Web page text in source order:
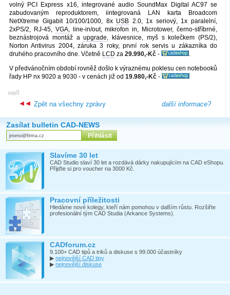
volný PCI Express x16, integrované audio SoundMax Digital AC97 se
zabudovaným reproduktorem, iintegrovaná LAN karta Broadcom
NetXtreme Gigabit 10/100/1000, 8x USB 2.0, 1x seriový, 1x paralelní,
2xPS/2, RJ-45, VGA, line-in/out, mikrofon in, Microtower, černo-stříbrné,
beznástrojová montáž aupgrade, klávesnice, myš s kolečkem (PS/2),
Norton Antivirus 2004, záruka 3 roky, první rok servis u zákazníka do
druhého pracovního dne. Včetně LCD za 29.990,-Kč -
.
V předvánočním období rovněž došlo k výraznému poklesu cen notebooků
řady HP nx 9020 a 9030 - v cenách již od 19.980,-Kč -
[
HW ]
další informace?
Zpět na všechny zprávy
Zasílat bulletin CAD-NEWS
Slavíme 30 let
CAD Studio slaví 30 let a rozdává dárky nakupujícím na CAD eShopu.
Přijďte si pro voucher na 3000 Kč.
Pracovní příležitosti
Hledáme nové kolegy, kteří nám pomohou v dalším růstu. Rozšiřte
profesionální tým CAD Studia (Arkance Systems).
CADforum.cz
9.100+ CAD tipů a triků a diskuse s 99.000 účastníky
▶ nejnovější CAD tipy
▶ nejnovější diskuse